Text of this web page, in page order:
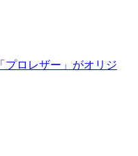
プロレザー」がオリジ